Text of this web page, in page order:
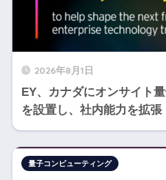
2026年8月1日
EY、カナダにオンサイト
を設置し、社内能力を拡張
量子コンピューティング